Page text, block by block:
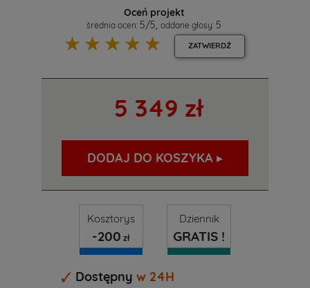
Oceń projekt
średnia ocen: 5/5 oddane głosy: 5
☆
☆
☆
☆
☆ ZATWIERDŹ
5 349 zł
DODAJ DO KOSZYKA ▸
Kosztorys
-200 zł
Dziennik
GRATIS !
Dostępny w 24H